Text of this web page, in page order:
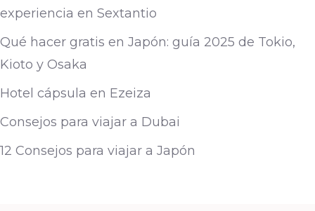
experiencia en Sextantio
Qué hacer gratis en Japón: guía 2025 de Tokio,
Kioto y Osaka
Hotel cápsula en Ezeiza
Consejos para viajar a Dubai
12 Consejos para viajar a Japón